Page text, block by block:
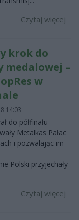
Czytaj więcej
krok do
medalowej –
w
14:03
do półfinału
Metalkas Pałac
i pozwalając im
Polski przyjechały
Czytaj więcej